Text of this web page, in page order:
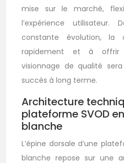
mise sur le marché,
l’expérience
constante évolution, la
rapidement et à offrir
visionnage de qualité
succès à long terme.
Architecture
plateforme SVOD
blanche
L’épine dorsale d’une
blanche repose sur une